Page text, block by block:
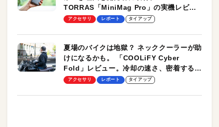
TORRAS「MiniMag Pro」の実機レビュ
ーも
アクセサリ レポート タイアップ
夏場のバイクは地獄？ ネッククーラーが助
けになるかも。 「COOLiFY Cyber
Fold」レビュー。冷却の速さ、密着する冷
却プレート、シンプルな操作性がグッド！
アクセサリ レポート タイアップ